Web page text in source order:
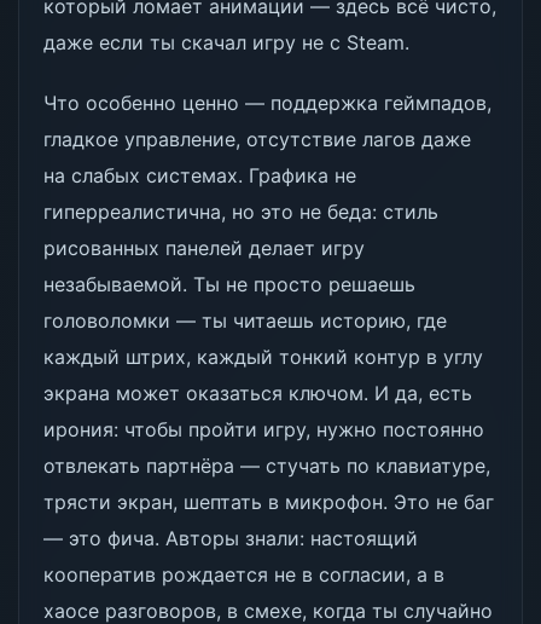
который ломает анимации — здесь всё чисто,
даже если ты скачал игру не с Steam.
Что особенно ценно — поддержка геймпадов,
гладкое управление, отсутствие лагов даже
на слабых системах. Графика не
гиперреалистична, но это не беда: стиль
рисованных панелей делает игру
незабываемой. Ты не просто решаешь
головоломки — ты читаешь историю, где
каждый штрих, каждый тонкий контур в углу
экрана может оказаться ключом. И да, есть
ирония: чтобы пройти игру, нужно постоянно
отвлекать партнёра — стучать по клавиатуре,
трясти экран, шептать в микрофон. Это не баг
— это фича. Авторы знали: настоящий
кооператив рождается не в согласии, а в
хаосе разговоров, в смехе, когда ты случайно